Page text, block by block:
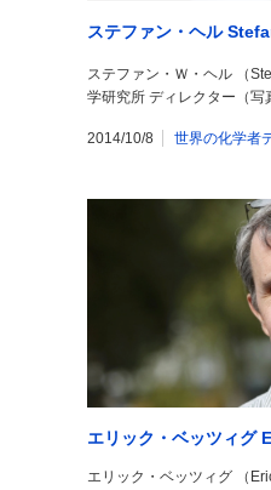
ステファン・ヘル
ステファン・Ｗ・ヘル （
学研究所 ディレクター（
2014/10/8 世界の化学者
エリック・ベッツィグ
エリック・ベッツィグ （